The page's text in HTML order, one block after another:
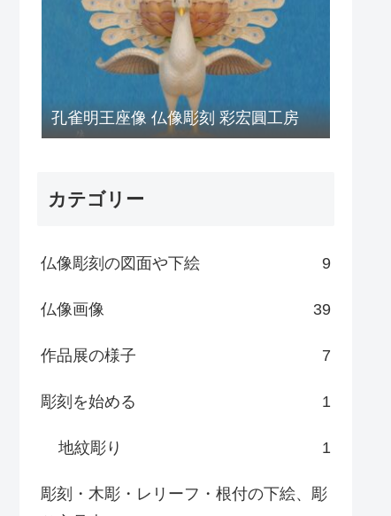
孔雀明王座像 仏像彫刻 彩宏圓工房
カテゴリー
仏像彫刻の図面や下絵 9
仏像画像 39
作品展の様子 7
彫刻を始める 1
地紋彫り 1
彫刻・木彫・レリーフ・根付の下絵、彫